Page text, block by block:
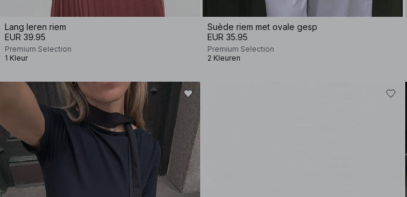
Lang leren riem
EUR 39.95
Premium Selection
1 Kleur
Suède riem met ovale gesp
EUR 35.95
Premium Selection
2 Kleuren